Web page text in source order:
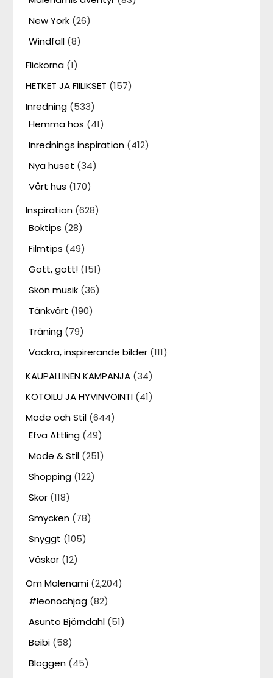
New York (26)
Windfall (8)
Flickorna (1)
HETKET JA FIILIKSET (157)
Inredning (533)
Hemma hos (41)
Inrednings inspiration (412)
Nya huset (34)
Vårt hus (170)
Inspiration (628)
Boktips (28)
Filmtips (49)
Gott, gott! (151)
Skön musik (36)
Tänkvärt (190)
Träning (79)
Vackra, inspirerande bilder (111)
KAUPALLINEN KAMPANJA (34)
KOTOILU JA HYVINVOINTI (41)
Mode och Stil (644)
Efva Attling (49)
Mode & Stil (251)
Shopping (122)
Skor (118)
Smycken (78)
Snyggt (105)
Väskor (12)
Om Malenami (2,204)
#leonochjag (82)
Asunto Björndahl (51)
Beibi (58)
Bloggen (45)